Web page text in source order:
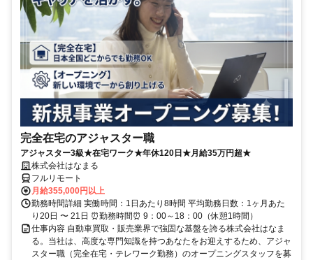
完全在宅のアジャスター職
アジャスター3級★在宅ワーク★年休120日★月給35万円超★
株式会社はなまる
フルリモート
月給355,000円以上
勤務時間詳細 実働時間：1日あたり8時間 平均勤務日数：1ヶ月あた
り20日 〜 21日 ⏰勤務時間⏰ 9：00～18：00（休憩1時間）
仕事内容 自動車買取・販売業界で強固な基盤を誇る株式会社はなま
る。当社は、高度な専門知識を持つあなたをお迎えするため、アジャ
スター職（完全在宅・テレワーク勤務）のオープニングスタッフを募